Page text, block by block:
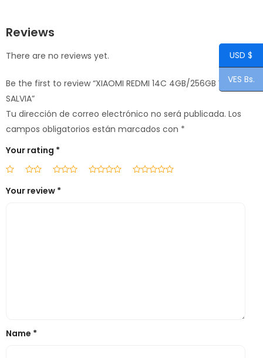
Reviews
There are no reviews yet.
Be the first to review “XIAOMI REDMI 14C 4GB/256GB VERDE
SALVIA”
Tu dirección de correo electrónico no será publicada. Los
campos obligatorios están marcados con *
Your rating *
Your review *
Name *
USD $
VES Bs.